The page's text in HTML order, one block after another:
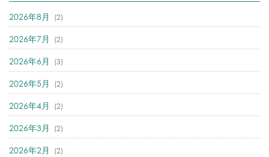
2026年8月 (2)
2026年7月 (2)
2026年6月 (3)
2026年5月 (2)
2026年4月 (2)
2026年3月 (2)
2026年2月 (2)